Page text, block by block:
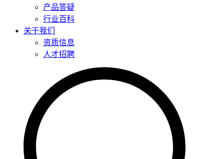
产品答疑
行业百科
关于我们
资质信息
人才招聘